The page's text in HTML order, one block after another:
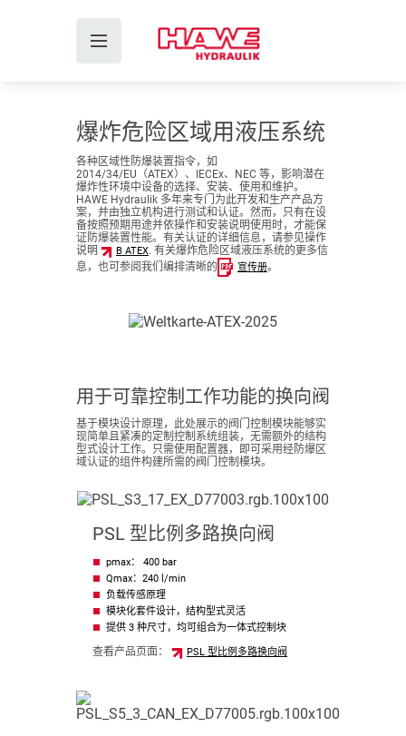
爆炸危险区域用液压系统
各种区域性防爆装置指令，如
2014/34/EU（ATEX）、IECEx、NEC 等，影响潜在
爆炸性环境中设备的选择、安装、使用和维护。
HAWE Hydraulik 多年来专门为此开发和生产产品方
案，并由独立机构进行测试和认证。然而，只有在设
备按照预期用途并依操作和安装说明使用时，才能保
证防爆装置性能。有关认证的详细信息，请参见操作
说明
B ATEX. 有关爆炸危险区域液压系统的更多信
息，也可参阅我们编排清晰的
宣传册。
用于可靠控制工作功能的换向阀
基于模块设计原理，此处展示的阀门控制模块能够实
现简单且紧凑的定制控制系统组装，无需额外的结构
型式设计工作。只需使用配置器，即可采用经防爆区
域认证的组件构建所需的阀门控制模块。
PSL 型比例多路换向阀
pmax： 400 bar
Qmax：240 l/min
负载传感原理
模块化套件设计，结构型式灵活
提供 3 种尺寸，均可组合为一体式控制块
查看产品页面： PSL 型比例多路换向阀